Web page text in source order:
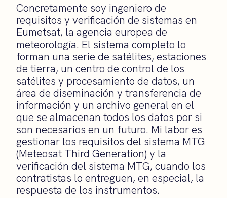
Concretamente soy ingeniero de
requisitos y verificación de sistemas en
Eumetsat, la agencia europea de
meteorología. El sistema completo lo
forman una serie de satélites, estaciones
de tierra, un centro de control de los
satélites y procesamiento de datos, un
área de diseminación y transferencia de
información y un archivo general en el
que se almacenan todos los datos por si
son necesarios en un futuro. Mi labor es
gestionar los requisitos del sistema MTG
(Meteosat Third Generation) y la
verificación del sistema MTG, cuando los
contratistas lo entreguen, en especial, la
respuesta de los instrumentos.